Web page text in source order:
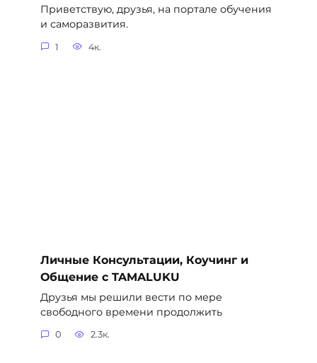
Приветствую, друзья, на портале обучения
и саморазвития.
1 4к.
Личные Консультации, Коучинг и
Общение с TAMALUKU
Друзья мы решили вести по мере
свободного времени продолжить
0 2.3к.